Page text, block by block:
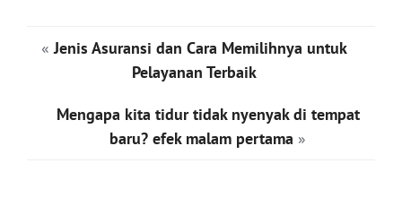
«Jenis Asuransi dan Cara Memilihnya untuk
Pelayanan Terbaik
Mengapa kita tidur tidak nyenyak di tempat
baru? efek malam pertama »